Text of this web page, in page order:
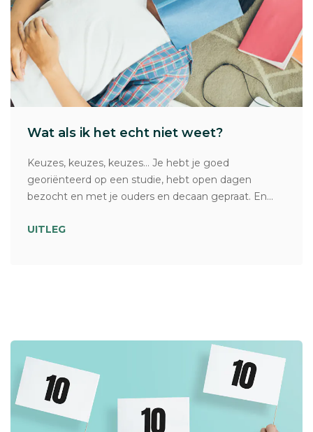
Wat als ik het echt niet weet?
Keuzes, keuzes, keuzes… Je hebt je goed
georiënteerd op een studie, hebt open dagen
bezocht en met je ouders en decaan gepraat. En...
UITLEG